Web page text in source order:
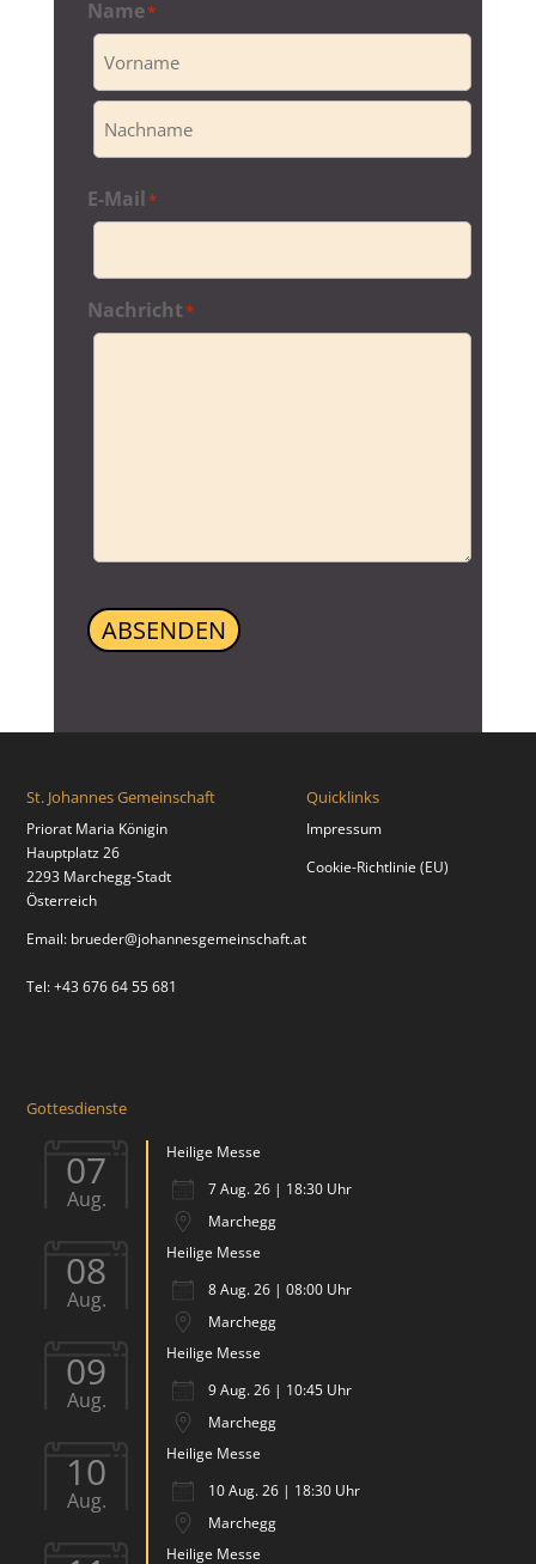
Name*
Vorname
E-Mail*
Nachricht*
ABSENDEN
a
t
i
v
St. Johannes Gemeinschaft
Priorat Maria Königin
Hauptplatz 26
2293 Marchegg-Stadt
Österreich
Email: brueder@johannesgemeinschaft.at
Tel: +43 676 64 55 681
Quicklinks
Impressum
Cookie-Richtlinie (EU)
Gottesdienste
07
Aug.
Heilige Messe
7 Aug. 26 | 18:30 Uhr
Marchegg
08
Aug.
Heilige Messe
8 Aug. 26 | 08:00 Uhr
Marchegg
09
Aug.
Heilige Messe
9 Aug. 26 | 10:45 Uhr
Marchegg
10
Aug.
Heilige Messe
10 Aug. 26 | 18:30 Uhr
Marchegg
Heilige Messe